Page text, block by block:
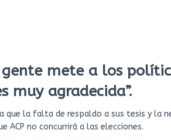
gente mete a los
muy agradecida”.
que la falta de respaldo a sus tesis y la
ACP no concurrirá a las elecciones.